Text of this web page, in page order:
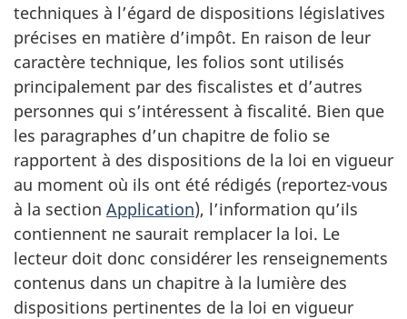
techniques à l’égard de dispositions législatives
précises en matière d’impôt. En raison de leur
caractère technique, les folios sont utilisés
principalement par des fiscalistes et d’autres
personnes qui s’intéressent à fiscalité. Bien que
les paragraphes d’un chapitre de folio se
rapportent à des dispositions de la loi en vigueur
au moment où ils ont été rédigés (reportez-vous
à la section Application), l’information qu’ils
contiennent ne saurait remplacer la loi. Le
lecteur doit donc considérer les renseignements
contenus dans un chapitre à la lumière des
dispositions pertinentes de la loi en vigueur